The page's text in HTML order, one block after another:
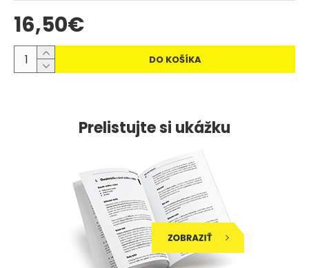
16,50€
DO KOŠÍKA
Prelistujte si ukážku